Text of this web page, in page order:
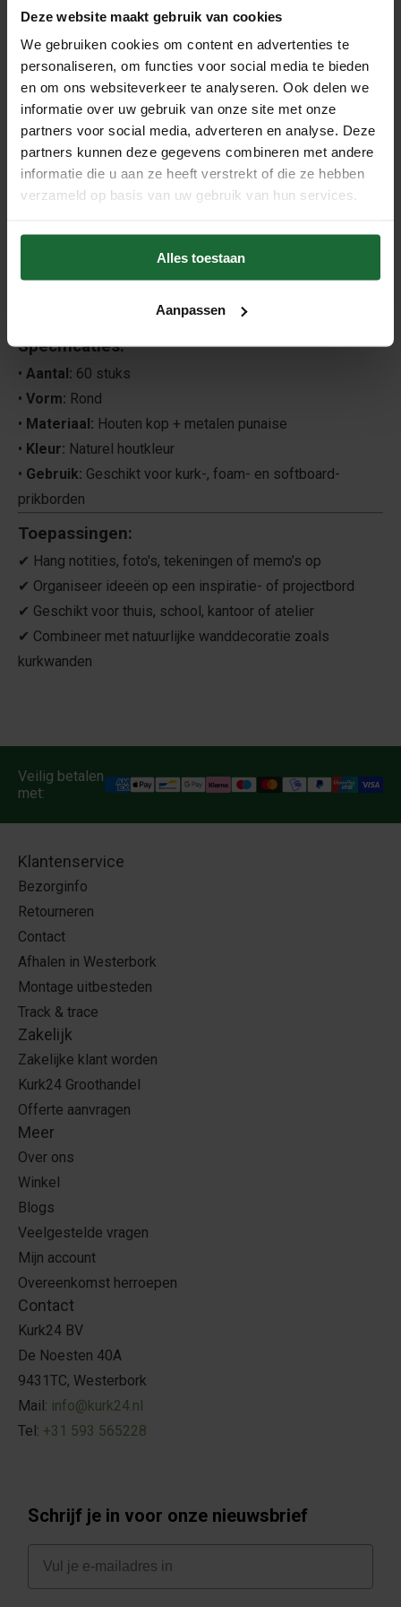
Deze website maakt gebruik van cookies
We gebruiken cookies om content en advertenties te
personaliseren, om functies voor social media te bieden
en om ons websiteverkeer te analyseren. Ook delen we
informatie over uw gebruik van onze site met onze
partners voor social media, adverteren en analyse. Deze
partners kunnen deze gegevens combineren met andere
informatie die u aan ze heeft verstrekt of die ze hebben
verzameld op basis van uw gebruik van hun services.
Alles toestaan
Aanpassen
bevestigen. Dankzij het eenvoudige, natuurlijke ontwerp
zijn ze zowel functioneel als decoratief. Ideaal voor
kantoor, school of thuis – en een prachtig alternatief voor
Waarom kiezen voor ronde houten pushpins?
•Natuurlijke uitstraling:Naturel hout past in elk interieur
Stevig en betrouwbaar:
Metalen pin houdt papier goed
•Veelzijdig gebruik:Voor prikborden, moodboards,
Handige voordeelverpakking: 60 stuks in één doosje
Specificaties:
• Aantal: 60 stuks
• Vorm: Rond
• Materiaal: Houten kop + metalen punaise
• Kleur: Naturel houtkleur
• Gebruik: Geschikt voor kurk-, foam- en softboard-
prikborden
Toepassingen:
✔ Hang notities, foto's, tekeningen of memo’s op
✔ Organiseer ideeën op een inspiratie- of projectbord
✔ Geschikt voor thuis, school, kantoor of atelier
✔ Combineer met natuurlijke wanddecoratie zoals
kurkwanden
Veilig betalen
met:
Klantenservice
Bezorginfo
Retourneren
Contact
Afhalen in Westerbork
Montage uitbesteden
Track & trace
Zakelijk
Zakelijke klant worden
Kurk24 Groothandel
Offerte aanvragen
Meer
Over ons
Winkel
Blogs
Veelgestelde vragen
Mijn account
Overeenkomst herroepen
Contact
Kurk24 BV
De Noesten 40A
9431TC, Westerbork
Mail: info@kurk24.nl
Tel: +31 593 565228
Schrijf je in voor onze nieuwsbrief
E-mail